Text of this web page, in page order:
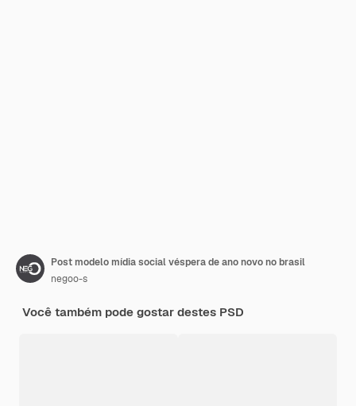
Post modelo mídia social véspera de ano novo no brasil
negoo-s
Você também pode gostar destes PSD